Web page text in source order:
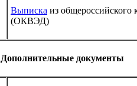
Выписка из общероссийского
(ОКВЭД)
Дополнительные документы